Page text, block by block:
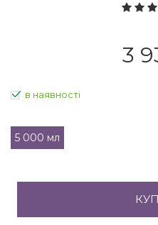
3
в наявності
5 000 мл